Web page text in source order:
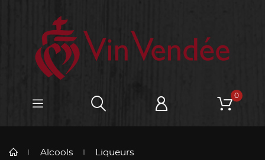
0
Alcools Liqueurs